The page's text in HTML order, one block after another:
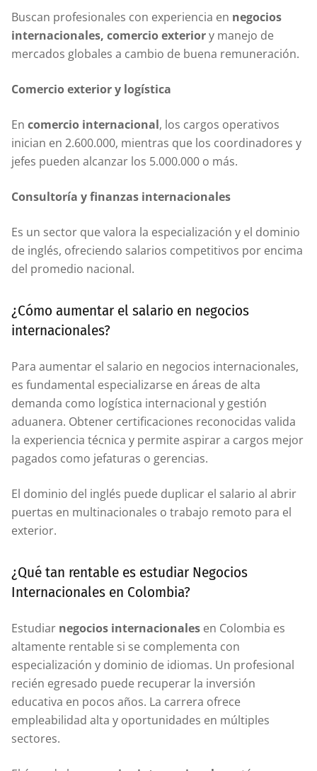
Buscan profesionales con experiencia en negocios
internacionales, comercio exteriory manejo de
mercados globales a cambio de buena remuneración.
Comercio exterior y logística
En comercio internacional, los cargos operativos
inician en 2.600.000, mientras que los coordinadores y
jefes pueden alcanzar los 5.000.000 o más.
Consultoría y finanzas internacionales
Es un sector que valora la especialización y el dominio
de inglés, ofreciendo salarios competitivos por encima
del promedio nacional.
¿Cómo aumentar el salario en negocios
internacionales?
Para aumentar el salario en negocios internacionales,
es fundamental especializarse en áreas de alta
demanda como logística internacional y gestión
aduanera. Obtener certificaciones reconocidas valida
la experiencia técnica y permite aspirar a cargos mejor
pagados como jefaturas o gerencias.
El dominio del inglés puede duplicar el salario al abrir
puertas en multinacionales o trabajo remoto para el
exterior.
¿Qué tan rentable es estudiar Negocios
Internacionales en Colombia?
Estudiar negocios internacionales en Colombia es
altamente rentable si se complementa con
especialización y dominio de idiomas. Un profesional
recién egresado puede recuperar la inversión
educativa en pocos años. La carrera ofrece
empleabilidad alta y oportunidades en múltiples
sectores.